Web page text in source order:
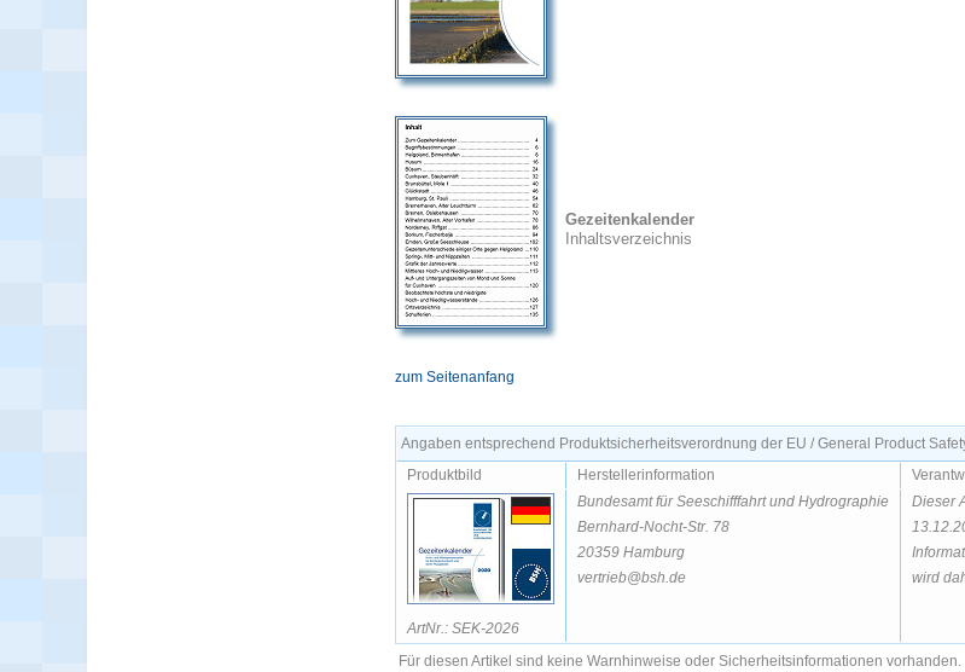
Gezeitenkalender
Inhaltsverzeichnis
zum Seitenanfang
Angaben entsprechend Produktsicherheitsverordnung der EU / General Product
Produktbild
Herstellerinformation
ArtNr.: SEK-2026
Bundesamt für Seeschifffahrt und Hydrographie
Bernhard-Nocht-Str. 78
20359 Hamburg
vertrieb@bsh.de
Dieser
wird
Für diesen Artikel sind keine Warnhinweise oder Sicherheitsinformationen vorhanden.